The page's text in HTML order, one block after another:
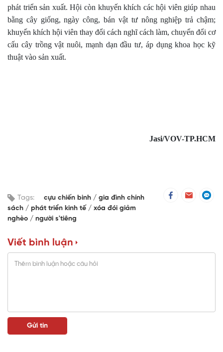
phát triển sản xuất. Hội còn khuyến khích các hội viên giúp nhau
bằng cây giống, ngày công, bán vật tư nông nghiệp trả chậm;
khuyến khích hội viên thay đổi cách nghĩ cách làm, chuyển đổi cơ
cấu cây trồng vật nuôi, mạnh dạn đầu tư, áp dụng khoa học kỹ
thuật vào sản xuất.
Jasi/VOV-TP.HCM
Tags: cựu chiến binh
gia đình chính
sách
phát triển kinh tế
xóa đói giảm
nghèo
người s'tiêng
Viết bình luận